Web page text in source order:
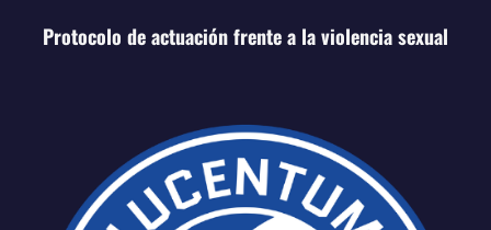
Protocolo de actuación frente a la violencia sexual